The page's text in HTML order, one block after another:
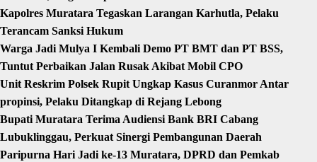
Kapolres Muratara Tegaskan Larangan Karhutla, Pelaku
Terancam Sanksi Hukum
Warga Jadi Mulya I Kembali Demo PT BMT dan PT BSS,
Tuntut Perbaikan Jalan Rusak Akibat Mobil CPO
Unit Reskrim Polsek Rupit Ungkap Kasus Curanmor Antar
propinsi, Pelaku Ditangkap di Rejang Lebong
Bupati Muratara Terima Audiensi Bank BRI Cabang
Lubuklinggau, Perkuat Sinergi Pembangunan Daerah
Paripurna Hari Jadi ke-13 Muratara, DPRD dan Pemkab